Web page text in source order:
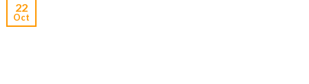
22
Oct